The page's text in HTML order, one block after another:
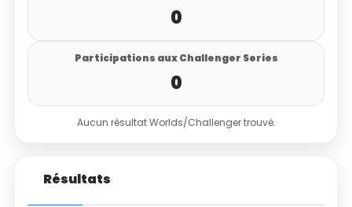
0
Participations aux Challenger Series
0
Aucun résultat Worlds/Challenger trouvé.
Résultats